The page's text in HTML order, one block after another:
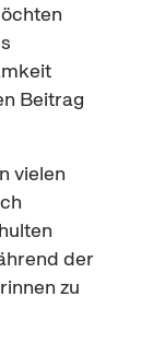
Beitrag
vielen
der
zu